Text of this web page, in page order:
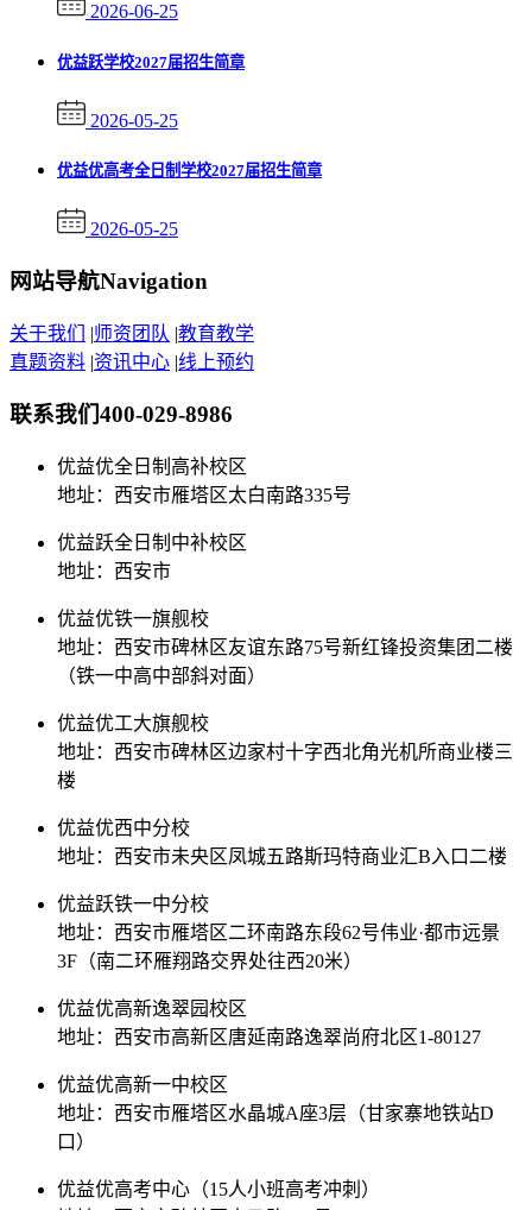
2026-06-25
优益跃学校2027届招生简章
2026-05-25
优益优高考全日制学校2027届招生简章
2026-05-25
网站导航Navigation
关于我们 |师资团队 |教育教学
真题资料 |资讯中心 |线上预约
联系我们400-029-8986
优益优全日制高补校区
地址：西安市雁塔区太白南路335号
优益跃全日制中补校区
地址：西安市
优益优铁一旗舰校
地址：西安市碑林区友谊东路75号新红锋投资集团二楼
（铁一中高中部斜对面）
优益优工大旗舰校
地址：西安市碑林区边家村十字西北角光机所商业楼三
楼
优益优西中分校
地址：西安市未央区凤城五路斯玛特商业汇B入口二楼
优益跃铁一中分校
地址：西安市雁塔区二环南路东段62号伟业·都市远景
3F（南二环雁翔路交界处往西20米）
优益优高新逸翠园校区
地址：西安市高新区唐延南路逸翠尚府北区1-80127
优益优高新一中校区
地址：西安市雁塔区水晶城A座3层（甘家寨地铁站D
口）
优益优高考中心（15人小班高考冲刺）